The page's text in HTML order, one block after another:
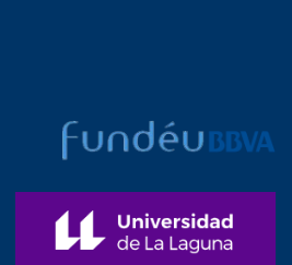
Administrar